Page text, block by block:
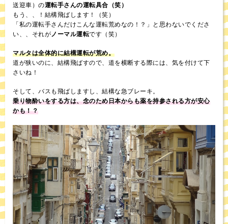
送迎車）の運転手さんの運転具合（笑）
もう、、！結構飛ばします！（笑）
「私の運転手さんだけこんな運転荒めなの！？」と思わないでくださ
い、、それがノーマル運転です（笑）
マルタは全体的に結構運転が荒め。
道が狭いのに、結構飛ばすので、道を横断する際には、気を付けて下
さいね！
そして、バスも飛ばしますし、結構な急ブレーキ。
乗り物酔いをする方は、念のため日本からも薬を持参される方が安心
かも！？